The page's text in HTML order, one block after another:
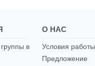
в
О НАС
Условия работы
Предложение